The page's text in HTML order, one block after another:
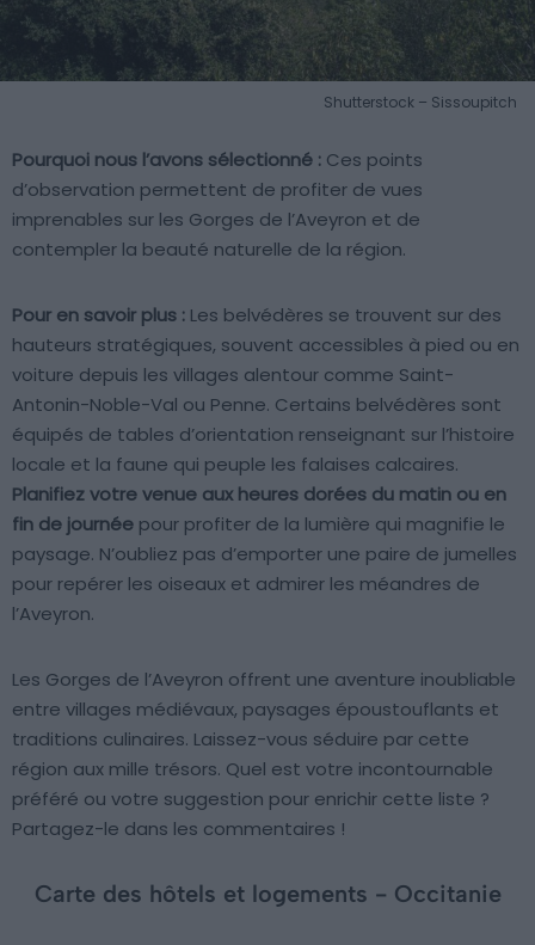
Shutterstock – Sissoupitch
Pourquoi nous l’avons sélectionné : Ces points
d’observation permettent de profiter de vues
imprenables sur les Gorges de l’Aveyron et de
contempler la beauté naturelle de la région.
Pour en savoir plus : Les belvédères se trouvent sur des
hauteurs stratégiques, souvent accessibles à pied ou en
voiture depuis les villages alentour comme Saint-
Antonin-Noble-Val ou Penne. Certains belvédères sont
équipés de tables d’orientation renseignant sur l’histoire
locale et la faune qui peuple les falaises calcaires.
Planifiez votre venue aux heures dorées du matin ou en
fin de journée pour profiter de la lumière qui magnifie le
paysage. N’oubliez pas d’emporter une paire de jumelles
pour repérer les oiseaux et admirer les méandres de
l’Aveyron.
Les Gorges de l’Aveyron offrent une aventure inoubliable
entre villages médiévaux, paysages époustouflants et
traditions culinaires. Laissez-vous séduire par cette
région aux mille trésors. Quel est votre incontournable
préféré ou votre suggestion pour enrichir cette liste ?
Partagez-le dans les commentaires !
Carte des hôtels et logements - Occitanie